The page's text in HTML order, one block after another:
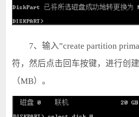
7、输入”create partition
符，然后点击回车按键，进行创
（MB）。